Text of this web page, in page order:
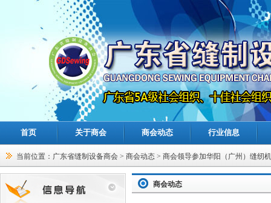
首页 关于商会 商会动态 行业信息
当前位置： 广东省缝制设备商会 > 商会动态 > 商会领导参加华阳（广州）缝纫
商会动态